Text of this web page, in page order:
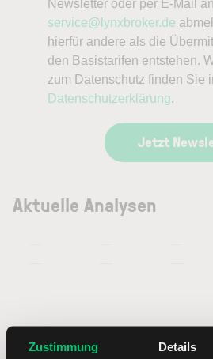
Zustimmung Details
Newsletter oder per E-Mail an
service@lynxbroker.de
hierfür andere als die
den Basistarifen entstehen.
zum Datenschutz finden Sie
Datenschutzerklärung.
Jetzt
Aktuelle Analysen
Livechat Software